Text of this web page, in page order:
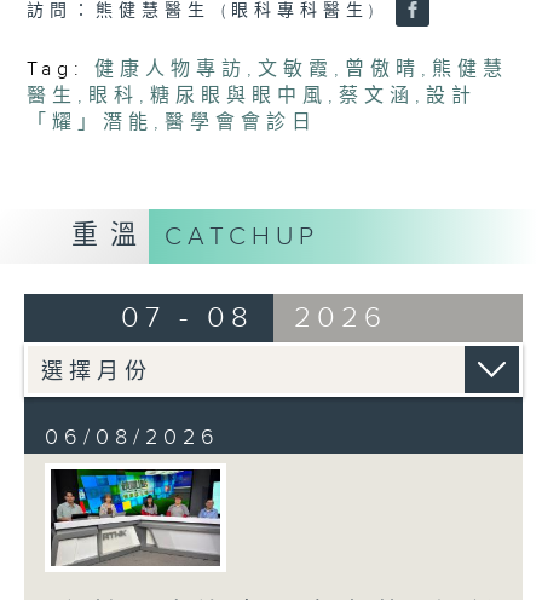
seconds
訪問：熊健慧醫生 (眼科專科醫生)
Tag: 健康人物專訪 ,文敏霞 , 曾傲晴 , 熊健慧
醫生 , 眼科 ,糖尿眼與眼中風 ,蔡文涵 ,設計
「耀」潛能 ,醫學會會診日
重溫 CATCHUP
07 - 08 2026
06/08/2026